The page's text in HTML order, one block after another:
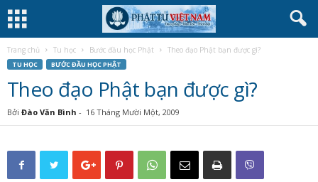
Trang chủ Tu học Bước đầu học Phật Theo đạo Phật bạn được gì?
TU HỌC BƯỚC ĐẦU HỌC PHẬT
Theo đạo Phật bạn được gì?
Bởi Đào Văn Bình - 16 Tháng Mười Một, 2009